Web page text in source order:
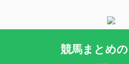
競馬まとめ